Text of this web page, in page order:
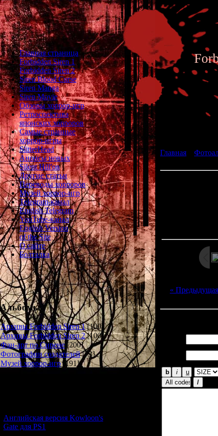
Главная страница
Forbidden Siren 1
Forbidden Siren 2
Siren Blood Curse
Siren Manga
Siren Movie
Обзоры хоррор-игр
Ретроспектива
японских хорроров
Самые странные
хоррор-игры
SlitterHead
Анонсы новых
Silent Hill'ов
Другие статьи
Переводы хорроров
Музей хоррор-игр
Telegram-канал
English Telegram
YouTube-канал
English Version
of the Site
О сайте
Болталка
Альбомы
Архивы Forbidden Siren 1 [100]
Архивы Forbidden Siren 2 [100]
Фан-арт по Сирене [200]
Фотографии создателей [73]
Музей хоррор-игр
[191]
Английская версия Kowloon's
Gate для PS1
Главная
« Предыдущая